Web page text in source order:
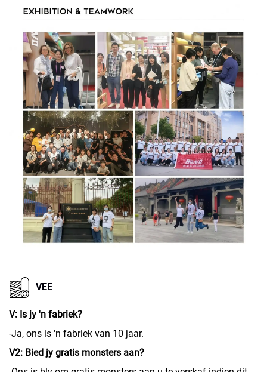
VEE
V: Is jy 'n fabriek?
-Ja, ons is 'n fabriek van 10 jaar.
V2: Bied jy gratis monsters aan?